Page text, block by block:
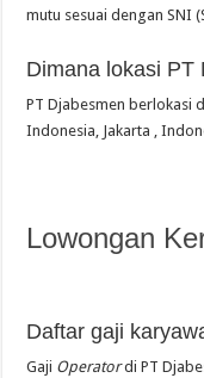
mutu sesuai dengan SNI
Dimana lokasi PT
PT Djabesmen berlokasi
Indonesia, Jakarta ,
Lowongan
Daftar gaji
Gaji Operatordi PT